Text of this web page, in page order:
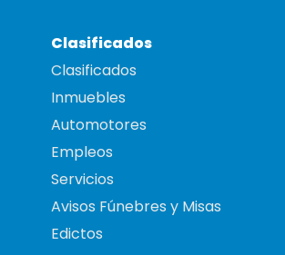
Clasificados
Clasificados
Inmuebles
Automotores
Empleos
Servicios
Avisos Fúnebres y Misas
Edictos